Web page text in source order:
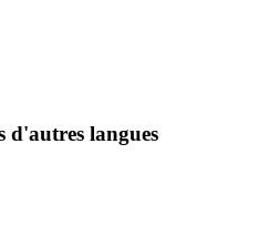
langues